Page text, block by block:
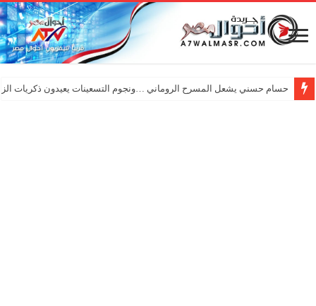
حسام حسني يشعل المسرح الروماني …ونجوم التسعينات يعيدون ذكريات
بالصور| تحت شعار 92عامًا من العطاء… “خريجي الإعلام” و “إعلام القاهرة” يحتفلان بـ”عيد الإعلاميين”